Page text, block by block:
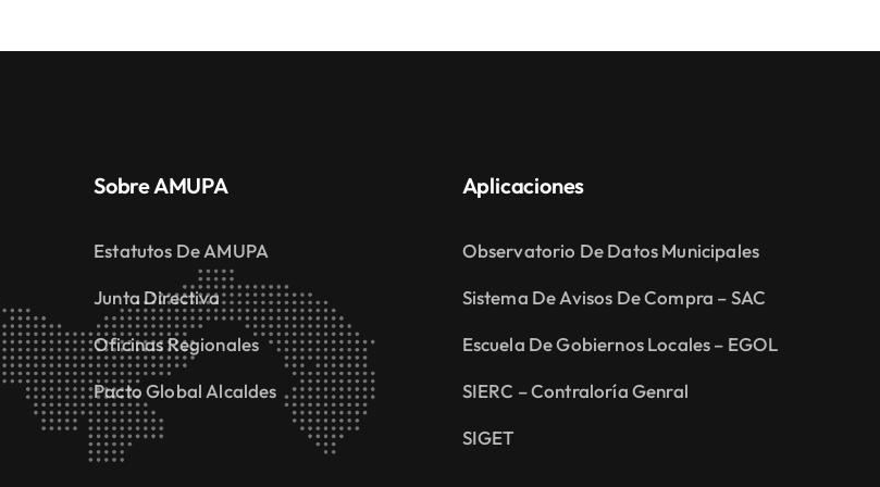
Sobre AMUPA
Estatutos De AMUPA
Junta Directiva
Oficinas Regionales
Pacto Global Alcaldes
Aplicaciones
Observatorio De Datos Municipales
Sistema De Avisos De Compra – SAC
Escuela De Gobiernos Locales – EGOL
SIERC – Contraloría Genral
SIGET